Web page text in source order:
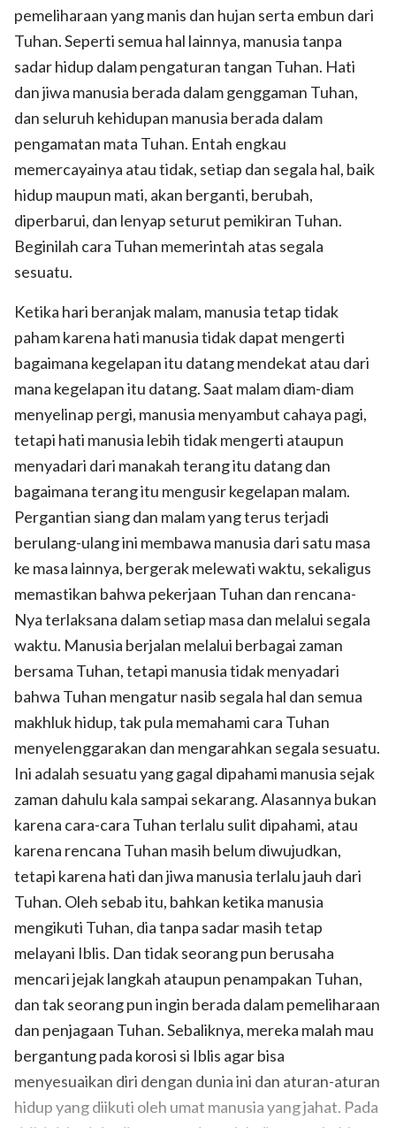
pemeliharaan yang manis dan hujan serta embun dari
Tuhan. Seperti semua hal lainnya, manusia tanpa
sadar hidup dalam pengaturan tangan Tuhan. Hati
dan jiwa manusia berada dalam genggaman Tuhan,
dan seluruh kehidupan manusia berada dalam
pengamatan mata Tuhan. Entah engkau
memercayainya atau tidak, setiap dan segala hal, baik
hidup maupun mati, akan berganti, berubah,
diperbarui, dan lenyap seturut pemikiran Tuhan.
Beginilah cara Tuhan memerintah atas segala
sesuatu.
Ketika hari beranjak malam, manusia tetap tidak
paham karena hati manusia tidak dapat mengerti
bagaimana kegelapan itu datang mendekat atau dari
mana kegelapan itu datang. Saat malam diam-diam
menyelinap pergi, manusia menyambut cahaya pagi,
tetapi hati manusia lebih tidak mengerti ataupun
menyadari dari manakah terang itu datang dan
bagaimana terang itu mengusir kegelapan malam.
Pergantian siang dan malam yang terus terjadi
berulang-ulang ini membawa manusia dari satu masa
ke masa lainnya, bergerak melewati waktu, sekaligus
memastikan bahwa pekerjaan Tuhan dan rencana-
Nya terlaksana dalam setiap masa dan melalui segala
waktu. Manusia berjalan melalui berbagai zaman
bersama Tuhan, tetapi manusia tidak menyadari
bahwa Tuhan mengatur nasib segala hal dan semua
makhluk hidup, tak pula memahami cara Tuhan
menyelenggarakan dan mengarahkan segala sesuatu.
Ini adalah sesuatu yang gagal dipahami manusia sejak
zaman dahulu kala sampai sekarang. Alasannya bukan
karena cara-cara Tuhan terlalu sulit dipahami, atau
karena rencana Tuhan masih belum diwujudkan,
tetapi karena hati dan jiwa manusia terlalu jauh dari
Tuhan. Oleh sebab itu, bahkan ketika manusia
mengikuti Tuhan, dia tanpa sadar masih tetap
melayani Iblis. Dan tidak seorang pun berusaha
mencari jejak langkah ataupun penampakan Tuhan,
dan tak seorang pun ingin berada dalam pemeliharaan
dan penjagaan Tuhan. Sebaliknya, mereka malah mau
bergantung pada korosi si Iblis agar bisa
menyesuaikan diri dengan dunia ini dan aturan-aturan
hidup yang diikuti oleh umat manusia yang jahat. Pada